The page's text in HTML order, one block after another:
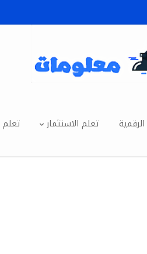
تعلم الاستثمار